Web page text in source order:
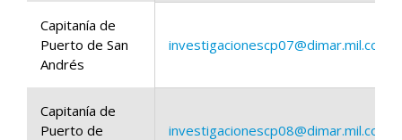
Capitanía de
Puerto de San
Andrés
investigacionescp07@dimar.mil.co
Capitanía de
Puerto de
investigacionescp08@dimar.mil.co